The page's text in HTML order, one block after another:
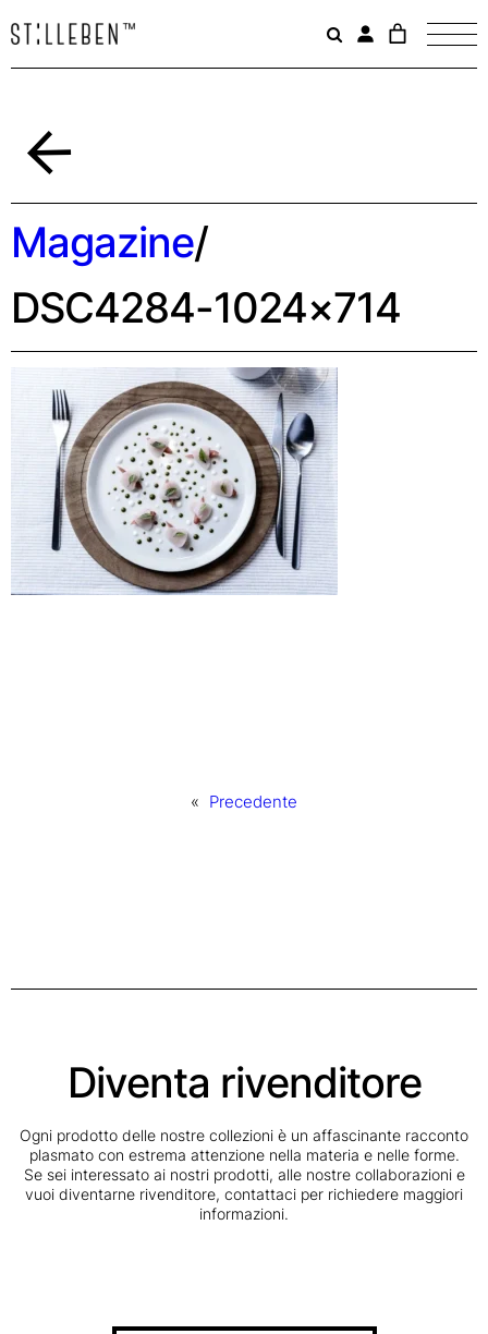
Il
è
Magazine/
DSC4284-1024×714
« Precedente
Diventa rivenditore
Ogni prodotto delle nostre collezioni è un affascinante racconto
plasmato con estrema attenzione nella materia e nelle forme.
Se sei interessato ai nostri prodotti, alle nostre collaborazioni e
vuoi diventarne rivenditore, contattaci per richiedere maggiori
informazioni.